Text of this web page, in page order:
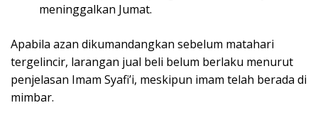
meninggalkan Jumat.
Apabila azan dikumandangkan sebelum matahari
tergelincir, larangan jual beli belum berlaku menurut
penjelasan Imam Syafi’i, meskipun imam telah berada di
mimbar.